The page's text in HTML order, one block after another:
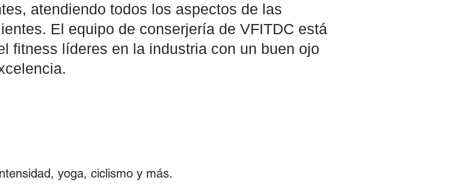
atendiendo todos los aspectos de las
El equipo de conserjería de VFITDC está
fitness líderes en la industria con un buen ojo
yoga, ciclismo y más.